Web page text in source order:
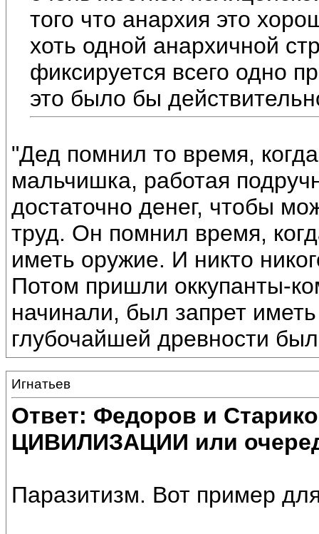
того что анархия это
хоть одной анархичной
фиксируется всего одно
это было бы
"Дед помнил то время,
мальчишка, работая
достаточно денег, чтобы
труд. Он помнил время,
иметь оружие. И никто
Потом пришли оккупанты-
начинали, был запрет
глубочайшей древности
Игнатьев
Ответ: Федоров и
ЦИВИЛИЗАЦИИ или
Паразитизм. Вот пример